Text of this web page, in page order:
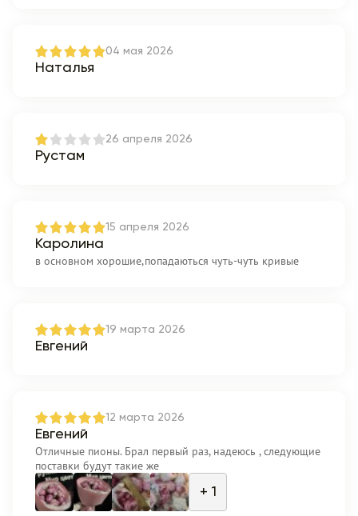
04 мая 2026
Наталья
26 апреля 2026
Рустам
15 апреля 2026
Каролина
в основном хорошие,попадаються чуть-чуть кривые
19 марта 2026
Евгений
12 марта 2026
Евгений
Отличные пионы. Брал первый раз, надеюсь , следующие
поставки будут такие же
+ 1